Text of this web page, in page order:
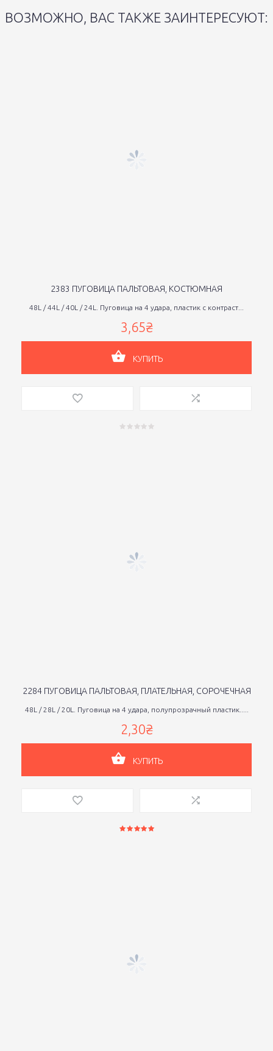
ВОЗМОЖНО, ВАС ТАКЖЕ ЗАИНТЕРЕСУЮТ:
2383 ПУГОВИЦА ПАЛЬТОВАЯ, КОСТЮМНАЯ
48L / 44L / 40L / 24L. Пуговица на 4 удара, пластик с контраст...
3,65₴
КУПИТЬ
2284 ПУГОВИЦА ПАЛЬТОВАЯ, ПЛАТЕЛЬНАЯ, СОРОЧЕЧНАЯ
48L / 28L / 20L. Пуговица на 4 удара, полупрозрачный пластик.....
2,30₴
КУПИТЬ